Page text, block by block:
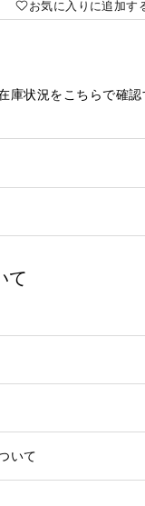
お気に入りに追加す
庫状況をこちらで確認
て
いて